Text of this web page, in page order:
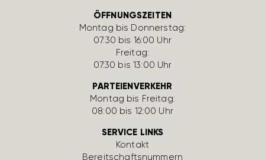
ÖFFNUNGSZEITEN
Montag bis Donnerstag:
07:30 bis 16:00 Uhr
Freitag:
07:30 bis 13:00 Uhr
PARTEIENVERKEHR
Montag bis Freitag:
08:00 bis 12:00 Uhr
SERVICE LINKS
Kontakt
Bereit­schafts­num­mern